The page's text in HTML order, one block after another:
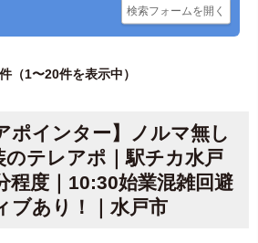
（1〜20件を表示中）
ポインター】ノルマ無し
のテレアポ｜駅チカ水戸
程度｜10:30始業混雑回避
ブあり！｜水戸市